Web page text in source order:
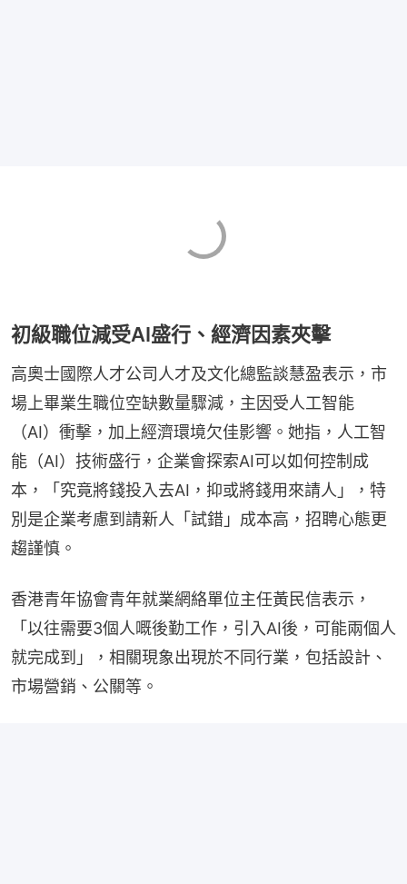
初級職位減受AI盛行、經濟因素夾擊
高奧士國際人才公司人才及文化總監談慧盈表示，市
場上畢業生職位空缺數量驟減，主因受人工智能
（AI）衝擊，加上經濟環境欠佳影響。她指，人工智
能（AI）技術盛行，企業會探索AI可以如何控制成
本，「究竟將錢投入去AI，抑或將錢用來請人」，特
別是企業考慮到請新人「試錯」成本高，招聘心態更
趨謹慎。
香港青年協會青年就業網絡單位主任黃民信表示，
「以往需要3個人嘅後勤工作，引入AI後，可能兩個人
就完成到」，相關現象出現於不同行業，包括設計、
市場營銷、公關等。